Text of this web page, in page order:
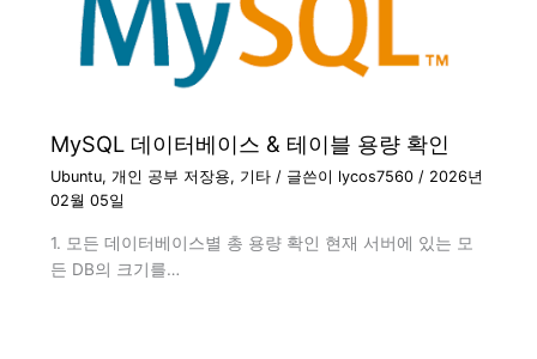
MySQL 데이터베이스 & 테이블 용량 확인
Ubuntu, 개인 공부 저장용, 기타/ 글쓴이 lycos7560 / 2026년
02월 05일
1. 모든 데이터베이스별 총 용량 확인 현재 서버에 있는 모
든 DB의 크기를…